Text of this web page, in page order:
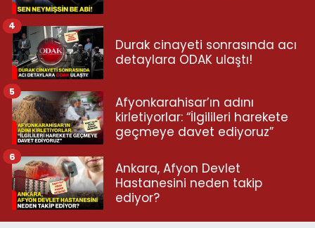
Durak cinayeti sonrasında acı
detaylara ODAK ulaştı!
4
Afyonkarahisar’ın adını
kirletiyorlar: “İlgilileri harekete
geçmeye davet ediyoruz”
5
Ankara, Afyon Devlet
Hastanesini neden takip
ediyor?
6